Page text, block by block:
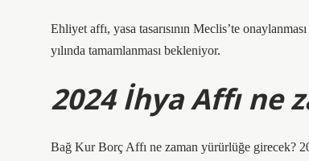
Ehliyet affı, yasa tasarısının Meclis’te
yılında tamamlanması bekleniyor.
2024 İhya Affı ne
Bağ Kur Borç Affı ne zaman yürürlüğe girecek?